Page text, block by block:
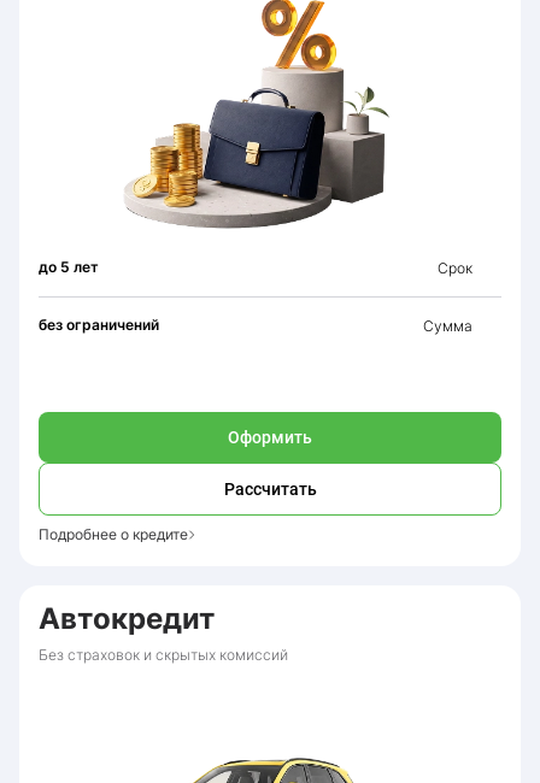
до 5 лет Срок
без ограничений Сумма
Оформить
Рассчитать
Подробнее о кредите
Автокредит
Без страховок и скрытых комиссий